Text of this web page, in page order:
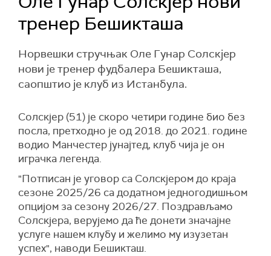
тренер Бешикташа
Норвешки стручњак Оле Гунар Солскјер
нови је тренер фудбалера Бешикташа,
саопштио је клуб из Истанбула.
Солскјер (51) је скоро четири године био без
посла, претходно је од 2018. до 2021. године
водио Манчестер јунајтед, клуб чија је он
играчка легенда.
"Потписан је уговор са Солскјером до краја
сезоне 2025/26 са додатном једногодишњом
опцијом за сезону 2026/27. Поздрављамо
Солскјера, верујемо да ће донети значајне
услуге нашем клубу и желимо му изузетан
успех", наводи Бешикташ.